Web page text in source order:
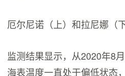
厄尔尼诺（上）和拉尼娜（
监测结果显示，从2020年8
海表温度一直处于偏低状态